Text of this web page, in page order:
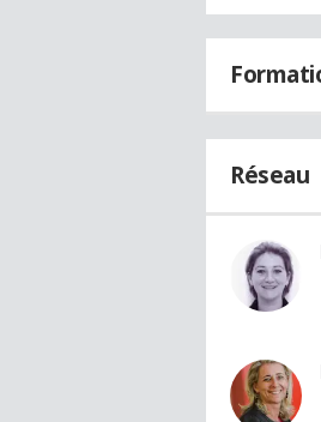
Réseau